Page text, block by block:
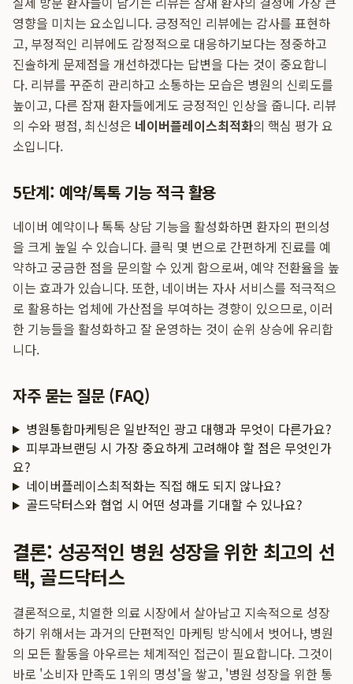
영향을 미치는 요소입니다. 긍정적인 리뷰에는 감사를 표현하
고, 부정적인 리뷰에도 감정적으로 대응하기보다는 정중하고
진솔하게 문제점을 개선하겠다는 답변을 다는 것이 중요합니
다. 리뷰를 꾸준히 관리하고 소통하는 모습은 병원의 신뢰도를
높이고, 다른 잠재 환자들에게도 긍정적인 인상을 줍니다. 리뷰
의 수와 평점, 최신성은 네이버플레이스최적화의 핵심 평가 요
소입니다.
5단계: 예약/톡톡 기능 적극 활용
네이버 예약이나 톡톡 상담 기능을 활성화하면 환자의 편의성
을 크게 높일 수 있습니다. 클릭 몇 번으로 간편하게 진료를 예
약하고 궁금한 점을 문의할 수 있게 함으로써, 예약 전환율을 높
이는 효과가 있습니다. 또한, 네이버는 자사 서비스를 적극적으
로 활용하는 업체에 가산점을 부여하는 경향이 있으므로, 이러
한 기능들을 활성화하고 잘 운영하는 것이 순위 상승에 유리합
니다.
자주 묻는 질문 (FAQ)
병원통합마케팅은 일반적인 광고 대행과 무엇이 다른가요?
피부과브랜딩 시 가장 중요하게 고려해야 할 점은 무엇인가
요?
네이버플레이스최적화는 직접 해도 되지 않나요?
골드닥터스와 협업 시 어떤 성과를 기대할 수 있나요?
결론: 성공적인 병원 성장을 위한 최고의 선
택, 골드닥터스
결론적으로, 치열한 의료 시장에서 살아남고 지속적으로 성장
하기 위해서는 과거의 단편적인 마케팅 방식에서 벗어나, 병원
의 모든 활동을 아우르는 체계적인 접근이 필요합니다. 그것이
바로 '소비자 만족도 1위의 명성'을 쌓고, '병원 성장을 위한 통